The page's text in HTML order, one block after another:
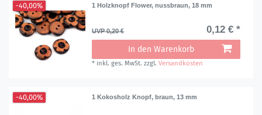
-40,00% 1 Holzknopf Flower, nussbraun, 18 mm
UVP 0,20 € 0,12 € *
In den Warenkorb
* inkl. ges. MwSt. zzgl.Versandkosten
-40,00% 1 Kokosholz Knopf, braun, 13 mm